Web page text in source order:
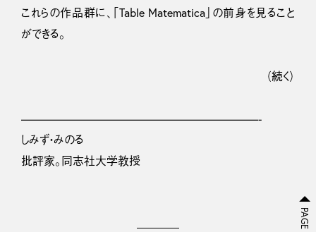
これらの作品群に、「Table Matematica」の前身を見ること
ができる。
（続く）
—————————————————————-
しみず・みのる
批評家。同志社大学教授